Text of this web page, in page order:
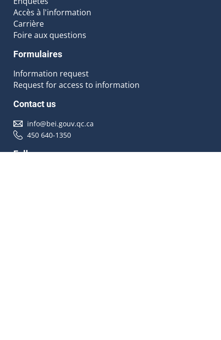
Accès à l'information
Carrière
Foire aux questions
Formulaires
Information request
Request for access to information
Contact us
info@bei.gouv.qc.ca
450 640-1350
Follow us